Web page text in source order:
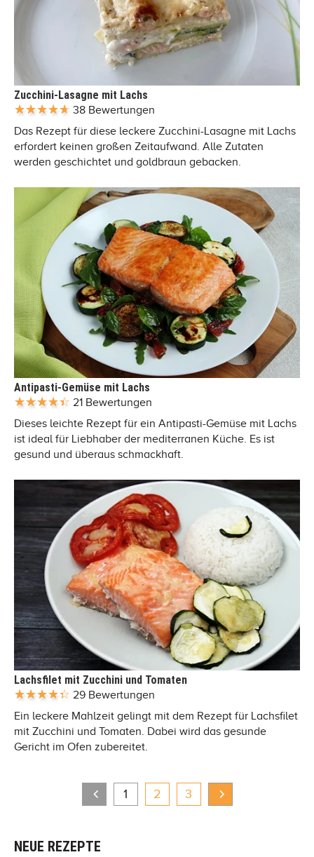
Zucchini-Lasagne mit Lachs
38 Bewertungen
Das Rezept für diese leckere Zucchini-Lasagne mit Lachs
erfordert keinen großen Zeitaufwand. Alle Zutaten
werden geschichtet und goldbraun gebacken.
Antipasti-Gemüse mit Lachs
21 Bewertungen
Dieses leichte Rezept für ein Antipasti-Gemüse mit Lachs
ist ideal für Liebhaber der mediterranen Küche. Es ist
gesund und überaus schmackhaft.
Lachsfilet mit Zucchini und Tomaten
29 Bewertungen
Ein leckere Mahlzeit gelingt mit dem Rezept für Lachsfilet
mit Zucchini und Tomaten. Dabei wird das gesunde
Gericht im Ofen zubereitet.
1 2 3
NEUE REZEPTE